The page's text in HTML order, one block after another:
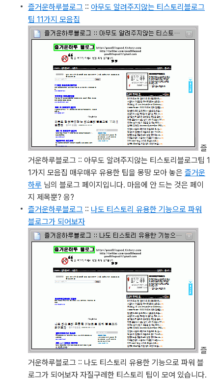
즐거운하루블로그 :: 아무도 알려주지않는 티스토리블로그
팁 11가지 모음집
즐
거운하루블로그 :: 아무도 알려주지않는 티스토리블로그팁 1
1가지 모음집 매우매우 유용한 팁을 몽땅 모아 놓은 즐거운
하루 님의 블로그 페이지입니다. 마음에 안 드는 것은 페이
지 제목뿐? 응?
즐거운하루블로그 :: 나도 티스토리 유용한 기능으로 파워
블로그가 되어보자
즐
거운하루블로그 :: 나도 티스토리 유용한 기능으로 파워 블
로그가 되어보자 자질구레한 티스토리 팁이 모여 있습니다.